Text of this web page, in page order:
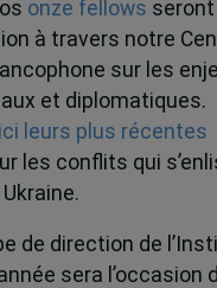
onze fellows
à travers notre
sur les
et diplomatiques.
leurs plus récentes
les conflits qui
de direction de
sera l’occasion